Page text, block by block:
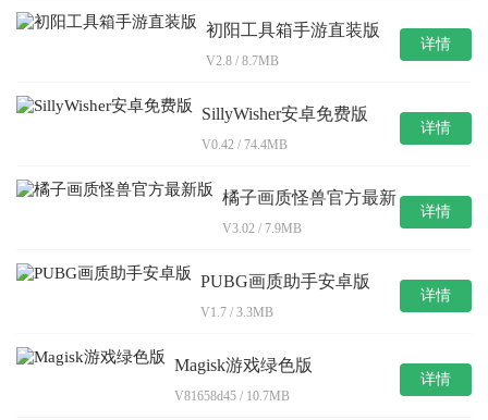
初阳工具箱手游直装版
V2.8 / 8.7MB
详情
SillyWisher安卓免费版
V0.42 / 74.4MB
详情
橘子画质怪兽官方最新
V3.02 / 7.9MB
详情
PUBG画质助手安卓版
V1.7 / 3.3MB
详情
Magisk游戏绿色版
V81658d45 / 10.7MB
详情